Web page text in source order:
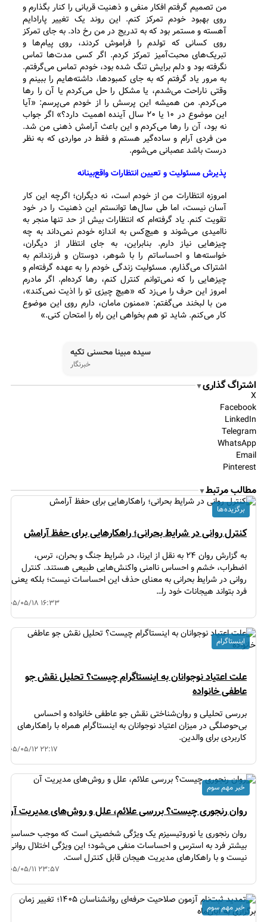
من تصمیم گرفتم افکار منفی و ذهنیت قربانی را کنار بگذارم و
روی بهبود خودم تمرکز کنم. این روند یک تغییر پارادایم
آهسته و مستمر بود که به تدریج در من رخ داد. به جای تمرکز
روی کسانی که تولدم را فراموش کردند، روی پیام‌ها و
تبریک‌های محبت‌آمیز تمرکز کردم. اگر کسی مدت‌ها تماس
نگرفته بود و دلم برایش تنگ شده بود، خودم تماس می‌گرفتم.
به مرور یاد گرفتم که به جای کمبودها، داشته‌هایم را ببینم و
وقتی ناراحت می‌شدم، یا مشکل را حل می‌کردم یا آن را رها
می‌کردم. من همیشه این پرسش را از خودم می‌پرسم: «آیا
این موضوع در ۱۰ یا ۲۰ سال آینده اهمیت دارد؟» اگر جواب
نه بود، آن را رها می‌کردم و این باعث آرامش ذهنی من شد.
من فردی آرام و ساده‌گیر هستم و فقط در مواردی که به نظر
درست باشد عصبانی می‌شوم.
پذیرش مسئولیت و تعیین انتظارات واقع‌بینانه
امروزه انتظارات من از خودم است، نه دیگران؛ اگرچه این کار
آسان نیست، اما طی سال‌ها توانستم این ذهنیت را در خود
تقویت کنم. یاد گرفته‌ام که انتظارات بیش از حد تنها منجر به
ناامیدی می‌شوند و هیچ‌کس به اندازه خودم نمی‌داند به چه
چیزهایی نیاز دارم. بنابراین، به جای انتظار از دیگران،
خواسته‌ها و احساساتم را با شوهر، دوستان و فرزندانم به
اشتراک می‌گذارم. مسئولیت زندگی خودم را به عهده گرفته‌ام و
چیزهایی را که نمی‌توانم کنترل کنم، رها کرده‌ام. اگر مادرم
امروز این حرف را می‌زد که «هیچ چیزی تو را اذیت نمی‌کند»،
من با لبخند می‌گفتم: «ممنون مامان، دارم روی این موضوع
کار می‌کنم. شاید تو هم بخواهی این راه را امتحان کنی.»
سیده مبینا محسنی تکیه
خبرنگار
اشتراگ گذاری▼
X
Facebook
LinkedIn
Telegram
WhatsApp
Email
Pinterest
مطالب مرتبط▼
کنترل روانی در شرایط بحرانی؛ راهکارهایی برای حفظ آرامش
به گزارش روان ۲۴ به نقل از ایرنا، در شرایط جنگ و بحران، ترس،
اضطراب، خشم و احساس ناامنی واکنش‌هایی طبیعی هستند. کنترل
روانی در شرایط بحرانی به معنای حذف این احساسات نیست؛ بلکه یعنی
فرد بتواند هیجانات خود را…
۱۴۰۵/۰۵/۱۸ ۱۶:۳۳
برگزیده ها
علت اعتیاد نوجوانان به اینستاگرام چیست؟ تحلیل نقش جو
عاطفی خانواده
بررسی تحلیلی و روان‌شناختی نقش جو عاطفی خانواده و احساس
بی‌حوصلگی در میزان اعتیاد نوجوانان به اینستاگرام همراه با راهکارهای
کاربردی برای والدین.
۱۴۰۵/۰۵/۱۲ ۲۲:۱۷
اینستاگرام
روان رنجوری چیست؟ بررسی علائم، علل و روش‌های مدیریت آن
روان رنجوری یا نوروتیسیزم یک ویژگی شخصیتی است که موجب حساسیت
بیشتر فرد به استرس و احساسات منفی می‌شود؛ این ویژگی اختلال روانی
نیست و با راهکارهای مدیریت هیجان قابل کنترل است.
۱۴۰۵/۰۵/۱۱ ۲۳:۵۷
خبر مهم سوم
خبر مهم سوم